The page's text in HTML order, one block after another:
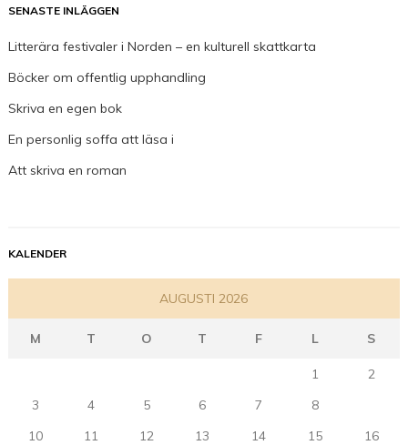
SENASTE INLÄGGEN
Litterära festivaler i Norden – en kulturell skattkarta
Böcker om offentlig upphandling
Skriva en egen bok
En personlig soffa att läsa i
Att skriva en roman
KALENDER
AUGUSTI 2026
M T O T F L S
1
2
3
4 5 6 7 8
10
11 12 13 14 15 16